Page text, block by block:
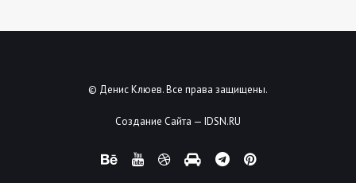
© Денис Клюев. Все права защищены.
Создание Сайта — IDSN.RU